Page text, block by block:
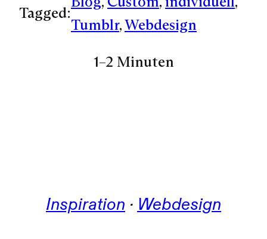
Tagged:
Tumblr, Webdesign
1–2 Minuten
Inspiration · Webdesign